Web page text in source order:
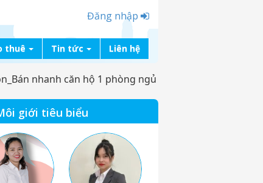
Đăng nhập
thuê Tin tức Liên hệ
nhanh căn hộ 1 phòng ngủ
giới tiêu biểu